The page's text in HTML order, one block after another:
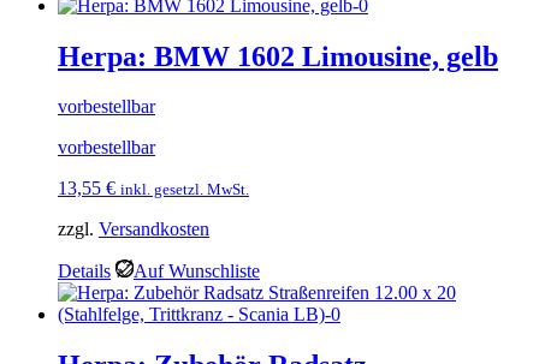
Herpa: BMW 1602 Limousine, gelb
vorbestellbar
vorbestellbar
13,55 € inkl. gesetzl. MwSt.
zzgl. Versandkosten
Details Auf Wunschliste